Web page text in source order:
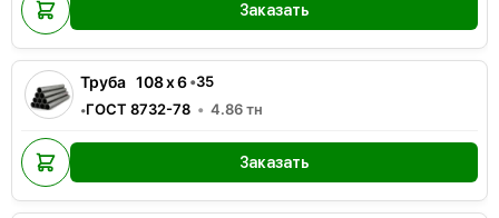
Заказать
Труба 108x6•35
•ГОСТ 8732-78 4.86тн
Заказать